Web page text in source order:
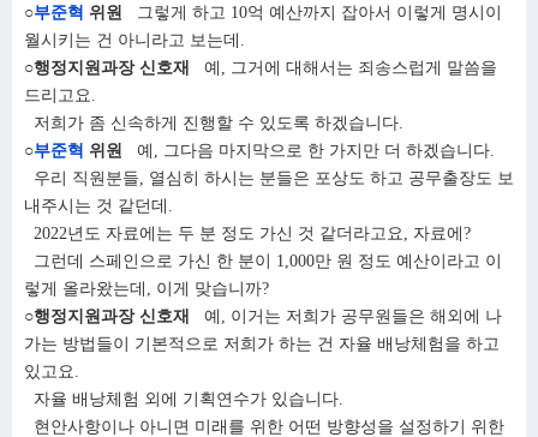
○부준혁 위원
그렇게 하고 10억 예산까지 잡아서 이렇게 명시이
월시키는 건 아니라고 보는데.
○행정지원과장 신호재
예, 그거에 대해서는 죄송스럽게 말씀을
드리고요.
저희가 좀 신속하게 진행할 수 있도록 하겠습니다.
○부준혁 위원
예, 그다음 마지막으로 한 가지만 더 하겠습니다.
우리 직원분들, 열심히 하시는 분들은 포상도 하고 공무출장도 보
내주시는 것 같던데.
2022년도 자료에는 두 분 정도 가신 것 같더라고요, 자료에?
그런데 스페인으로 가신 한 분이 1,000만 원 정도 예산이라고 이
렇게 올라왔는데, 이게 맞습니까?
○행정지원과장 신호재
예, 이거는 저희가 공무원들은 해외에 나
가는 방법들이 기본적으로 저희가 하는 건 자율 배낭체험을 하고
있고요.
자율 배낭체험 외에 기획연수가 있습니다.
현안사항이나 아니면 미래를 위한 어떤 방향성을 설정하기 위한